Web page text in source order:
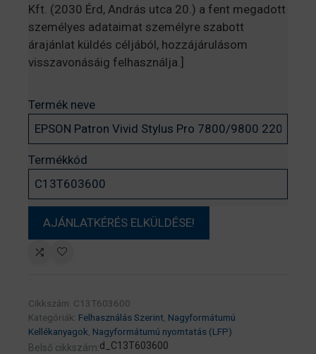
Kft. (2030 Érd, András utca 20.) a fent megadott
személyes adataimat személyre szabott
árajánlat küldés céljából, hozzájárulásom
visszavonásáig felhasználja.]
Termék neve
Termékkód
Cikkszám: C13T603600
Kategóriák: Felhasználás Szerint, Nagyformátumú
Kellékanyagok, Nagyformátumú nyomtatás (LFP)
Belső cikkszám:d_C13T603600